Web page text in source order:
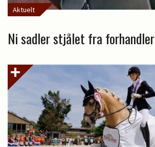
Aktuelt
Ni sadler stjålet fra forhandler